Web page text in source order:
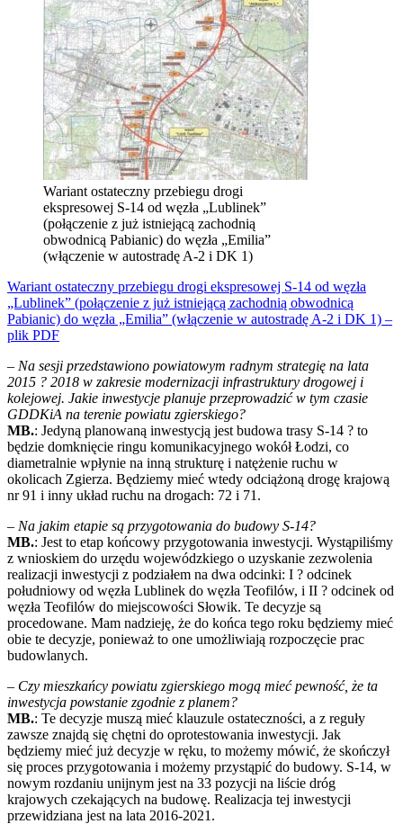
Wariant ostateczny przebiegu drogi
ekspresowej S-14 od węzła „Lublinek”
(połączenie z już istniejącą zachodnią
obwodnicą Pabianic) do węzła „Emilia”
(włączenie w autostradę A-2 i DK 1)
Wariant ostateczny przebiegu drogi ekspresowej S-14 od węzła
„Lublinek” (połączenie z już istniejącą zachodnią obwodnicą
Pabianic) do węzła „Emilia” (włączenie w autostradę A-2 i DK 1) –
plik PDF
– Na sesji przedstawiono powiatowym radnym strategię na lata
2015 ? 2018 w zakresie modernizacji infrastruktury drogowej i
kolejowej. Jakie inwestycje planuje przeprowadzić w tym czasie
GDDKiA na terenie powiatu zgierskiego?
MB.: Jedyną planowaną inwestycją jest budowa trasy S-14 ? to
będzie domknięcie ringu komunikacyjnego wokół Łodzi, co
diametralnie wpłynie na inną strukturę i natężenie ruchu w
okolicach Zgierza. Będziemy mieć wtedy odciążoną drogę krajową
nr 91 i inny układ ruchu na drogach: 72 i 71.
– Na jakim etapie są przygotowania do budowy S-14?
MB.: Jest to etap końcowy przygotowania inwestycji. Wystąpiliśmy
z wnioskiem do urzędu wojewódzkiego o uzyskanie zezwolenia
realizacji inwestycji z podziałem na dwa odcinki: I ? odcinek
południowy od węzła Lublinek do węzła Teofilów, i II ? odcinek od
węzła Teofilów do miejscowości Słowik. Te decyzje są
procedowane. Mam nadzieję, że do końca tego roku będziemy mieć
obie te decyzje, ponieważ to one umożliwiają rozpoczęcie prac
budowlanych.
– Czy mieszkańcy powiatu zgierskiego mogą mieć pewność, że ta
inwestycja powstanie zgodnie z planem?
MB.: Te decyzje muszą mieć klauzule ostateczności, a z reguły
zawsze znajdą się chętni do oprotestowania inwestycji. Jak
będziemy mieć już decyzje w ręku, to możemy mówić, że skończył
się proces przygotowania i możemy przystąpić do budowy. S-14, w
nowym rozdaniu unijnym jest na 33 pozycji na liście dróg
krajowych czekających na budowę. Realizacja tej inwestycji
przewidziana jest na lata 2016-2021.